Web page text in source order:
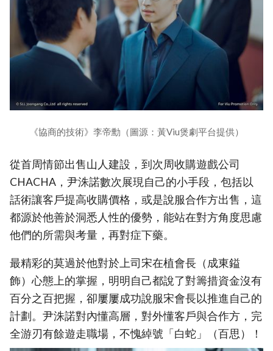
《協商的技術》李帝勳（圖源：黃Viu煲劇平台提供）
從首周情節出售山人建設，到次周收購遊戲公司
CHACHA，尹洙諾數次展現自己的小手段，包括以
話術讓客戶提高收購價格，或是說服合作方出售，這
都源於他善於洞悉人性的優勢，能站在對方角度思慮
他們的所需與考量，再對症下藥。
最精彩的莫過於他對於上司宋在植會長（成東鎰
飾）心態上的掌握，明明自己都說了對籌措資金沒有
百分之百把握，卻屢屢成功說服宋會長以推進自己的
計劃。尹洙諾對內懂高層，對外懂客戶與合作方，完
全游刃有餘遊走職場，不愧綽號「白蛇」（百思）！